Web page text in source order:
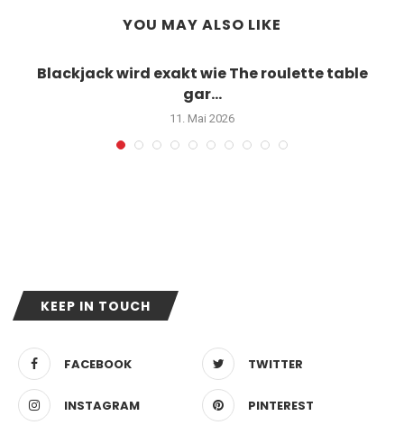
YOU MAY ALSO LIKE
Blackjack wird exakt wie The roulette table
gar...
11. Mai 2026
KEEP IN TOUCH
FACEBOOK TWITTER
INSTAGRAM PINTEREST